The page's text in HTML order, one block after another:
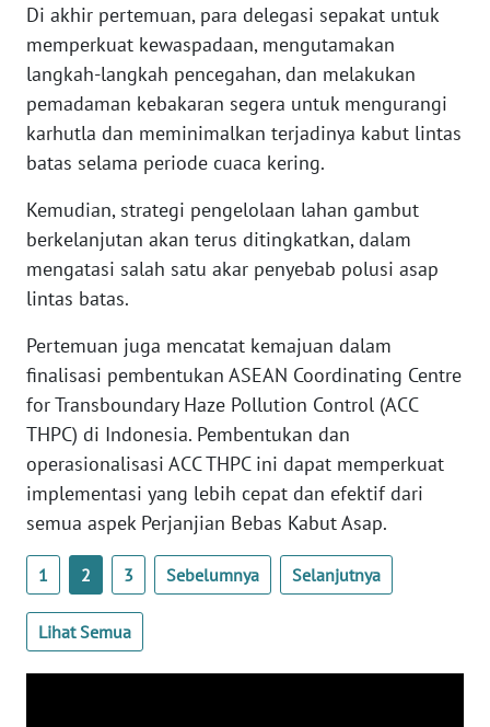
Di akhir pertemuan, para delegasi sepakat untuk
memperkuat kewaspadaan, mengutamakan
langkah-langkah pencegahan, dan melakukan
pemadaman kebakaran segera untuk mengurangi
karhutla dan meminimalkan terjadinya kabut lintas
batas selama periode cuaca kering.
Kemudian, strategi pengelolaan lahan gambut
berkelanjutan akan terus ditingkatkan, dalam
mengatasi salah satu akar penyebab polusi asap
lintas batas.
Pertemuan juga mencatat kemajuan dalam
finalisasi pembentukan ASEAN Coordinating Centre
for Transboundary Haze Pollution Control (ACC
THPC) di Indonesia. Pembentukan dan
operasionalisasi ACC THPC ini dapat memperkuat
implementasi yang lebih cepat dan efektif dari
semua aspek Perjanjian Bebas Kabut Asap.
1 2 3 Sebelumnya Selanjutnya
Lihat Semua
WN
NTB
WN
SULTENG
WN
SULBAR
WN
BABEL
WN
WN
SUMSEL
WN
BENGKULU
WN
LAMPUNG